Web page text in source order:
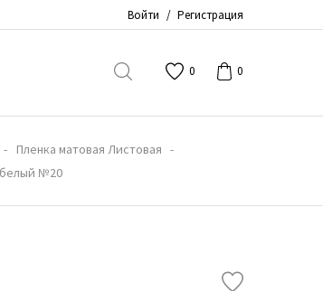
Войти / Регистрация
0 0
Пленка матовая Листовая
белый №20